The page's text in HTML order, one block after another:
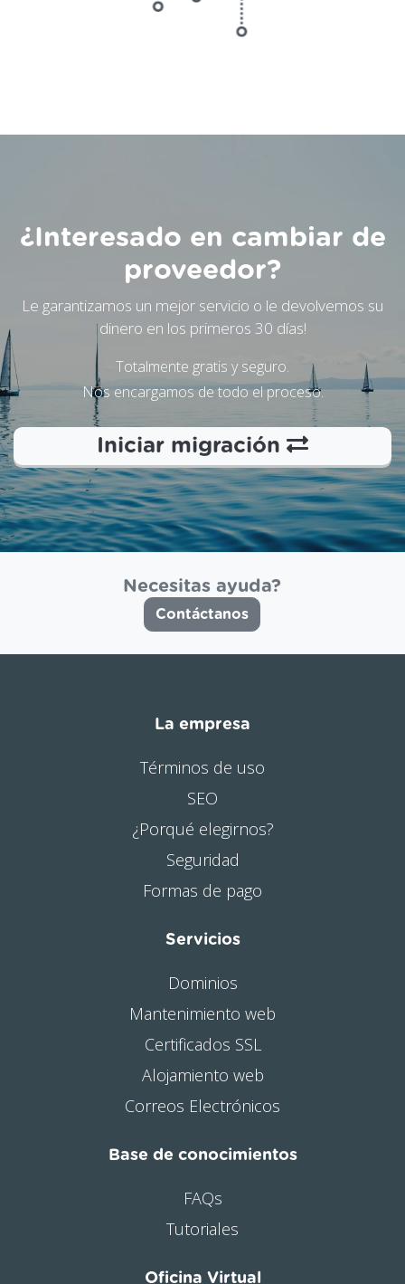
¿Interesado en cambiar de
proveedor?
Le garantizamos un mejor servicio o le devolvemos su
dinero en los primeros 30 días!
Totalmente gratis y seguro.
Nos encargamos de todo el proceso.
Iniciar migración
Necesitas ayuda?
Contáctanos
La empresa
Términos de uso
SEO
¿Porqué elegirnos?
Seguridad
Formas de pago
Servicios
Dominios
Mantenimiento web
Certificados SSL
Alojamiento web
Correos Electrónicos
Base de conocimientos
FAQs
Tutoriales
Oficina Virtual